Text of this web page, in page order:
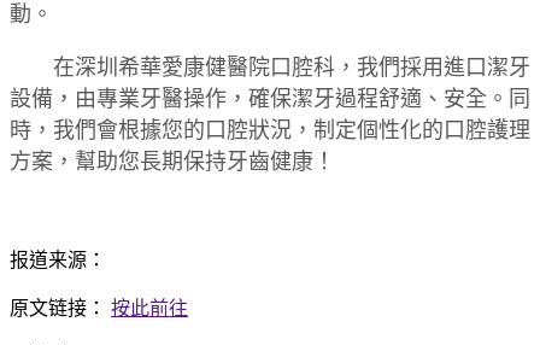
動。
在深圳希華愛康健醫院口腔科，我們採用進口潔牙
設備，由專業牙醫操作，確保潔牙過程舒適、安全。同
時，我們會根據您的口腔狀況，制定個性化的口腔護理
方案，幫助您長期保持牙齒健康！
报道来源：
原文链接： 按此前往